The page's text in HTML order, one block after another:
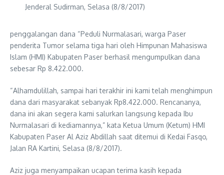
Jenderal Sudirman, Selasa (8/8/2017)
penggalangan dana “Peduli Nurmalasari, warga Paser
penderita Tumor selama tiga hari oleh Himpunan Mahasiswa
Islam (HMI) Kabupaten Paser berhasil mengumpulkan dana
sebesar Rp 8.422.000.
“Alhamdulillah, sampai hari terakhir ini kami telah menghimpun
dana dari masyarakat sebanyak Rp8.422.000. Rencananya,
dana ini akan segera kami salurkan langsung kepada Ibu
Nurmalasari di kediamannya,” kata Ketua Umum (Ketum) HMI
Kabupaten Paser Al Aziz Abdillah saat ditemui di Kedai Fasqo,
Jalan RA Kartini, Selasa (8/8/2017).
Aziz juga menyampaikan ucapan terima kasih kepada